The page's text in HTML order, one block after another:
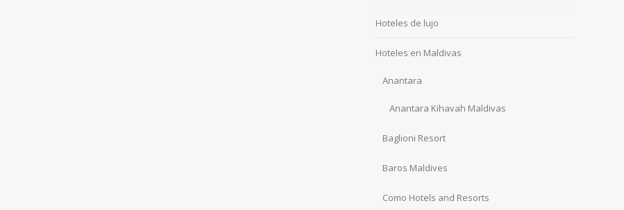
Hoteles de lujo
Hoteles en Maldivas
Anantara
Anantara Kihavah Maldivas
Baglioni Resort
Baros Maldives
Como Hotels and Resorts